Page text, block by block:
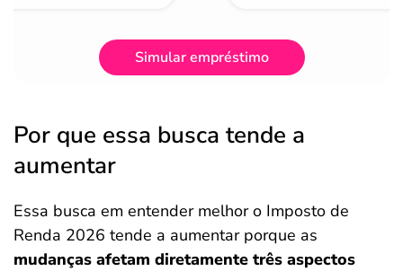
Simular empréstimo
Por que essa busca tende a
aumentar
Essa busca em entender melhor o Imposto de
Renda 2026 tende a aumentar porque as
mudanças afetam diretamente três aspectos